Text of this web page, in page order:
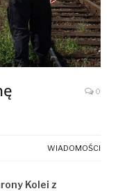
0
WIADOMOŚCI
Kolei z